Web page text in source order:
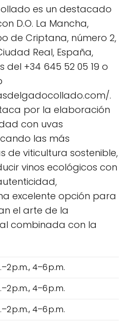
es un destacado
D.O. La Mancha,
de Criptana, número 2,
Real, España,
+34 645 52 05 19 o
.
por la elaboración
con uvas
las más
de viticultura sostenible,
vinos ecológicos con
excelente opción para
el arte de la
combinada con la
p.m., 4–6 p.m.
p.m., 4–6 p.m.
p.m., 4–6 p.m.